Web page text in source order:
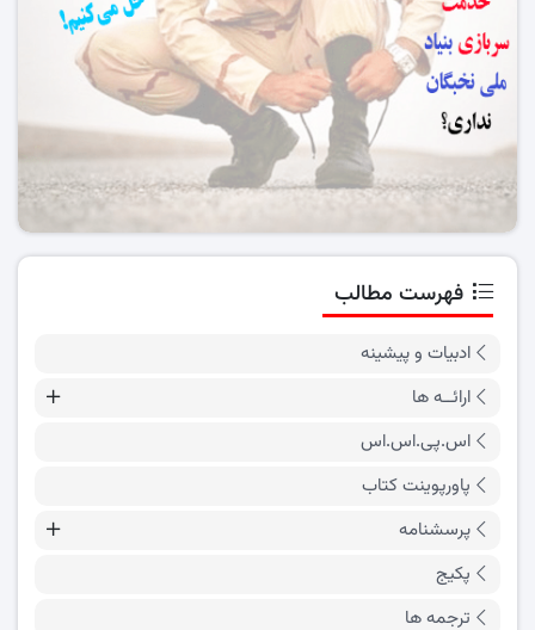
فهرست مطالب
ادبیات و پیشینه
ارائــه ها
اس.پی.اس.اس
پاورپوینت کتاب
پرسشنامه
پکیج
ترجمه ها